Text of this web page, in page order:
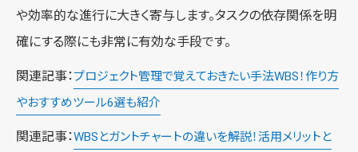
や効率的な進行に大きく寄与します。タスクの依存関係を明
確にする際にも非常に有効な手段です。
関連記事：プロジェクト管理で覚えておきたい手法WBS！作り方
やおすすめツール6選も紹介
関連記事：WBSとガントチャートの違いを解説！活用メリットと